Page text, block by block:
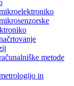
metode
in